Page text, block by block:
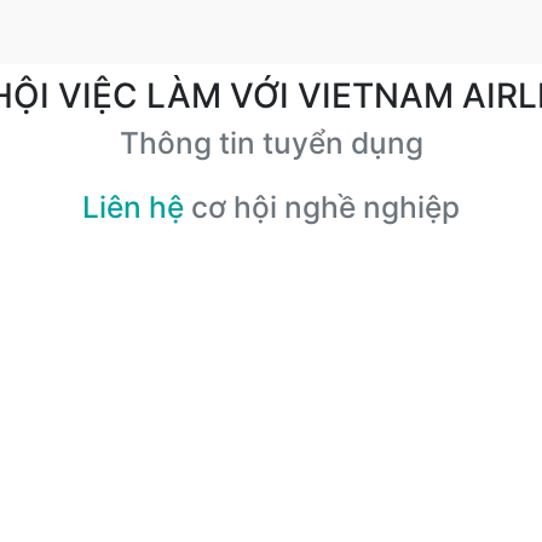
VIỆC LÀM VỚI VIETNAM
Thông tin tuyển dụng
Liên hệ cơ hội nghề nghiệp